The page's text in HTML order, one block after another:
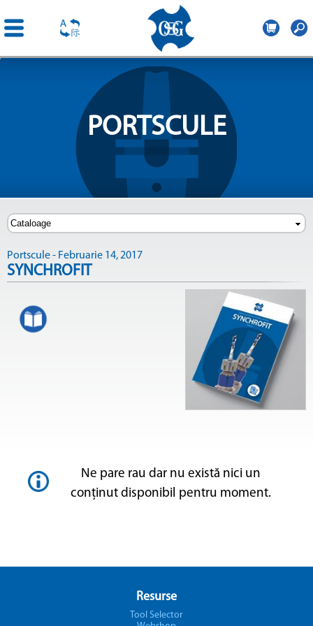
Mergi la
conţinutul
Romania
PORTSCULE
Portscule - Februarie 14, 2017
SYNCHROFIT
Ne pare rau dar nu există nici un
conținut disponibil pentru moment.
Resurse
Tool Selector